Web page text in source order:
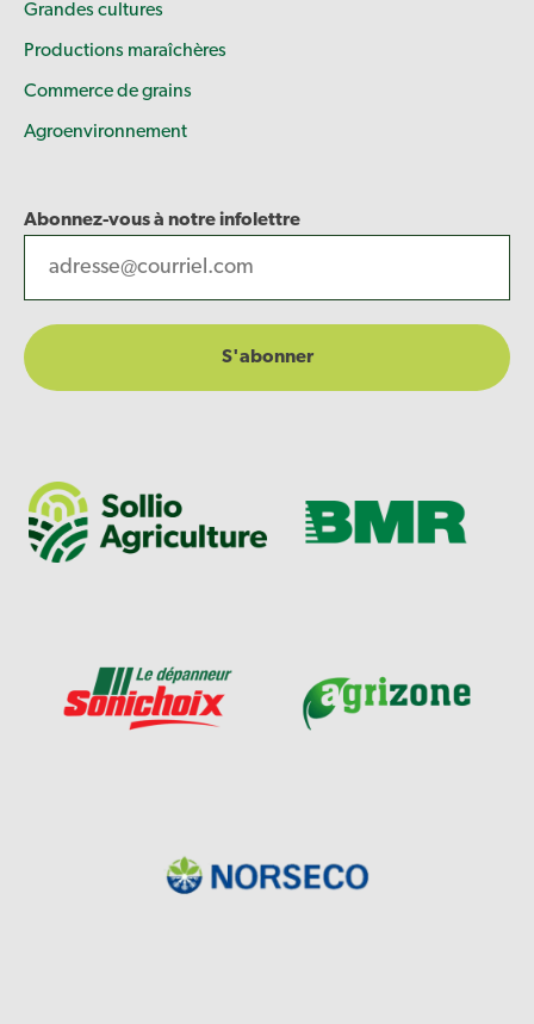
Grandes cultures
Productions maraîchères
Commerce de grains
Agroenvironnement
Abonnez-vous à notre infolettre